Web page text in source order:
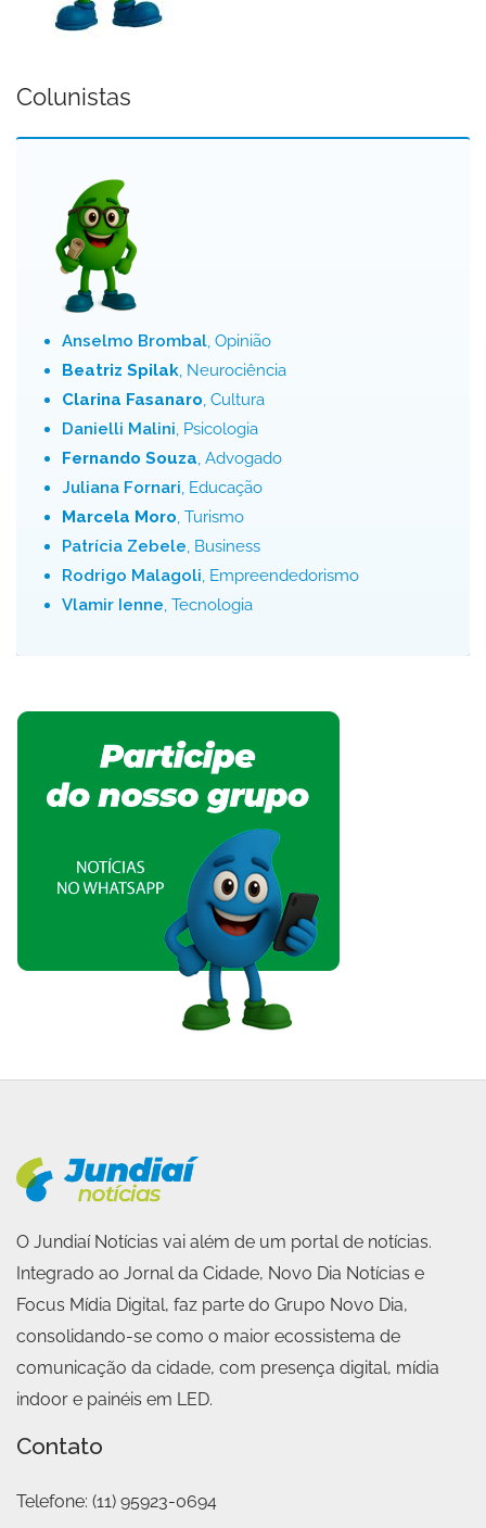
Colunistas
Anselmo Brombal, Opinião
Beatriz Spilak, Neurociência
Clarina Fasanaro, Cultura
Danielli Malini, Psicologia
Fernando Souza, Advogado
Juliana Fornari, Educação
Marcela Moro, Turismo
Patrícia Zebele, Business
Rodrigo Malagoli, Empreendedorismo
Vlamir Ienne, Tecnologia
O Jundiaí Notícias vai além de um portal de notícias.
Integrado ao Jornal da Cidade, Novo Dia Notícias e
Focus Mídia Digital, faz parte do Grupo Novo Dia,
consolidando-se como o maior ecossistema de
comunicação da cidade, com presença digital, mídia
indoor e painéis em LED.
Contato
Telefone: (11) 95923-0694